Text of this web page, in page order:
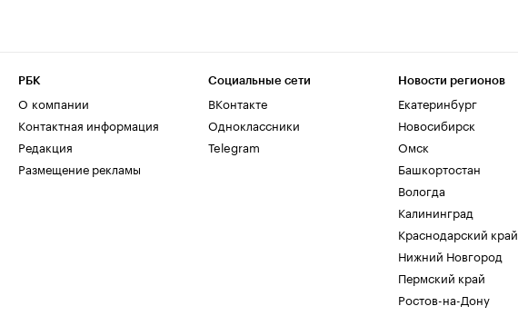
РБК
О компании
Контактная информация
Редакция
Размещение рекламы
Социальные сети
ВКонтакте
Одноклассники
Telegram
Новости регионов
Екатеринбург
Новосибирск
Омск
Башкортостан
Вологда
Калининград
Краснодарский край
Нижний Новгород
Пермский край
Ростов-на-Дону